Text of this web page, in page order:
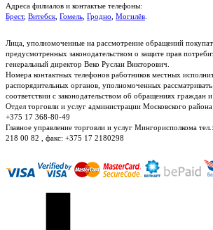
Адреса филиалов и контактые телефоны:
Брест, Витебск Гомель Гродно Могилёв
Лица, уполномоченные на рассмотрение обращений
предусмотренных законодательством о защите прав
генеральный директор Веко Руслан Викторович.
Номера контактных телефонов работников местных
распорядительных органов, уполномоченных
соответствии с законодательством об обращениях граждан
Отдел торговли и услуг администрации Московского
+375 17 368-80-49
Главное управление торговли и услуг Мингорисполкома
218 00 82 , факс: +375 17 2180298